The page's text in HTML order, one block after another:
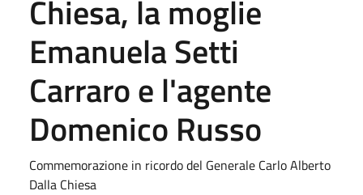
Chiesa, la moglie
Emanuela Setti
Carraro e l'agente
Domenico Russo
Commemorazione in ricordo del Generale Carlo Alberto
Dalla Chiesa